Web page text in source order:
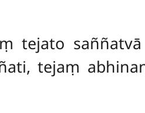
tejato
tejaṃ